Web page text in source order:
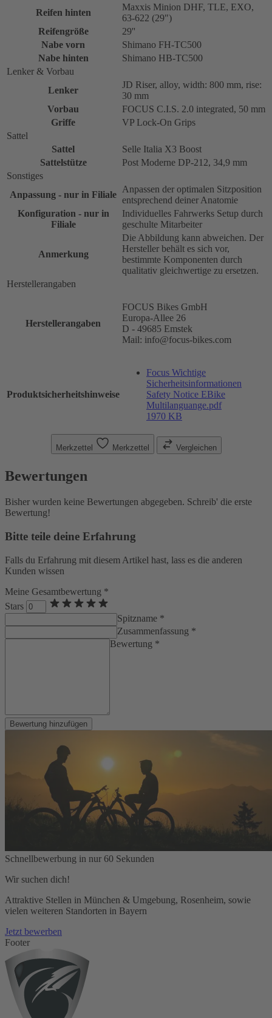
Reifen hinten
Maxxis Minion DHF, TLE, EXO,
63-622 (29")
Reifengröße
29''
Nabe vorn
Shimano FH-TC500
Nabe hinten
Shimano HB-TC500
Lenker & Vorbau
Lenker
JD Riser, alloy, width: 800 mm, rise:
30 mm
Vorbau
FOCUS C.I.S. 2.0 integrated, 50 mm
Griffe
VP Lock-On Grips
Sattel
Sattel
Selle Italia X3 Boost
Sattelstütze
Post Moderne DP-212, 34,9 mm
Sonstiges
Anpassung - nur in Filiale
Anpassen der optimalen Sitzposition
entsprechend deiner Anatomie
Konfiguration - nur in
Filiale
Individuelles Fahrwerks Setup durch
geschulte Mitarbeiter
Anmerkung
Die Abbildung kann abweichen. Der
Hersteller behält es sich vor,
bestimmte Komponenten durch
qualitativ gleichwertige zu ersetzen.
Herstellerangaben
Herstellerangaben
FOCUS Bikes GmbH
Europa-Allee 26
D - 49685 Emstek
Mail: info@focus-bikes.com
Produktsicherheitshinweise
Focus Wichtige
Sicherheitsinformationen
Safety Notice EBike
Multilanguange.pdf
1970 KB
Merkzettel Merkzettel Vergleichen
Bewertungen
Bisher wurden keine Bewertungen abgegeben. Schreib' die erste
Bewertung!
Bitte teile deine Erfahrung
Falls du Erfahrung mit diesem Artikel hast, lass es die anderen
Kunden wissen
Meine Gesamtbewertung *
Stars
Spitzname *
Zusammenfassung *
Bewertung *
Bewertung hinzufügen
Schnellbewerbung in nur 60 Sekunden
Wir suchen dich!
Attraktive Stellen in München & Umgebung, Rosenheim, sowie
vielen weiteren Standorten in Bayern
Jetzt bewerben
Footer